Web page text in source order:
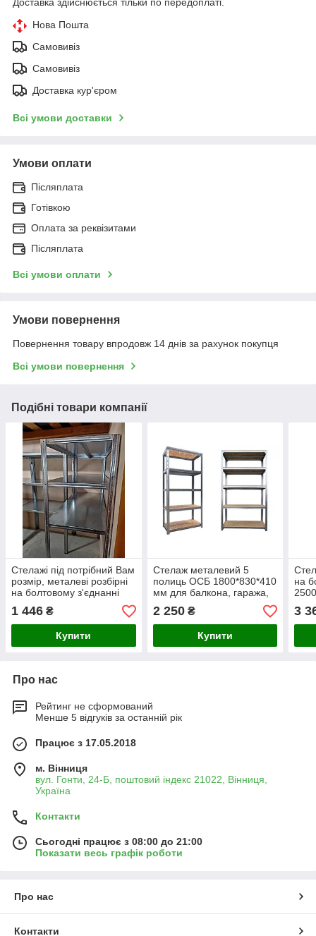
Нова Пошта
Самовивіз
Самовивіз
Доставка кур'єром
Всі умови доставки
Умови оплати
Післяплата
Готівкою
Оплата за реквізитами
Післяплата
Всі умови оплати
Умови повернення
Повернення товару впродовж 14 днів за рахунок покупця
Всі умови повернення
Подібні товари компанії
Стелажі під потрібний Вам
розмір, металеві розбірні
на болтовому з'єднанні
1500*700*300, 3 полиці
сталь
1 446 ₴
Купити
Стелаж металевий 5
полиць ОСБ 1800*830*410
мм для балкона, гаража,
підвалу, складу, магазину,
будинку
2 250₴
Купити
на
3
Про нас
Рейтинг не сформований
Менше 5 відгуків за останній рік
Працює з 17.05.2018
м. Вінниця
вул. Гонти, 24-Б, поштовий індекс 21022, Вінниця,
Україна
Контакти
Сьогодні працює з 08:00 до 21:00
Показати весь графік роботи
Про нас
Контакти